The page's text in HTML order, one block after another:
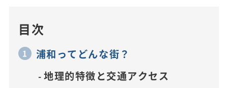
目次
浦和ってどんな街？
地理的特徴と交通アクセス